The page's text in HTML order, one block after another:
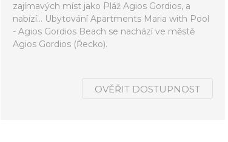
zajímavých míst jako Pláž Agios Gordios, a
nabízí... Ubytování Apartments Maria with Pool
- Agios Gordios Beach se nachází ve městě
Agios Gordios (Řecko).
OVĚŘIT DOSTUPNOST